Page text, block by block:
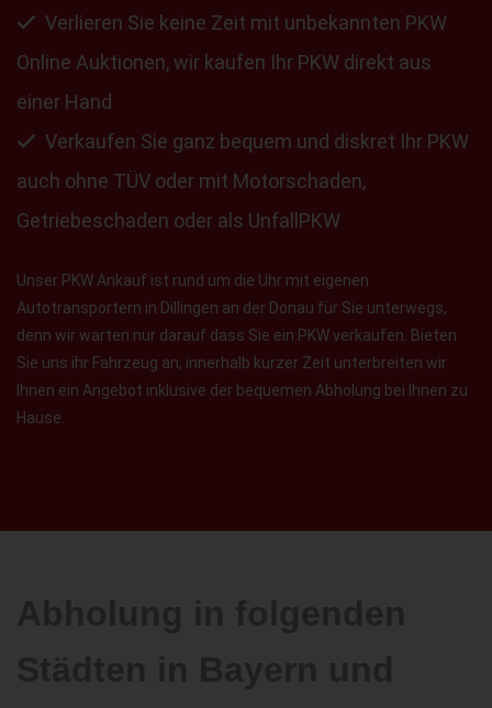
Verlieren Sie keine Zeit mit unbekannten PKW
Online Auktionen, wir kaufen Ihr PKW direkt aus
einer Hand
Verkaufen Sie ganz bequem und diskret Ihr PKW
auch ohne TÜV oder mit Motorschaden,
Getriebeschaden oder als UnfallPKW
Unser PKW Ankauf ist rund um die Uhr mit eigenen
Autotransportern in Dillingen an der Donau für Sie unterwegs,
denn wir warten nur darauf dass Sie ein PKW verkaufen. Bieten
Sie uns ihr Fahrzeug an, innerhalb kurzer Zeit unterbreiten wir
Ihnen ein Angebot inklusive der bequemen Abholung bei Ihnen zu
Hause.